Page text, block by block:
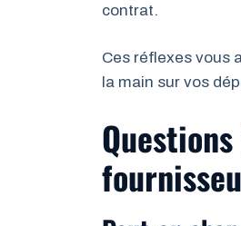
contrat.
Ces réflexes vous
la main sur vos